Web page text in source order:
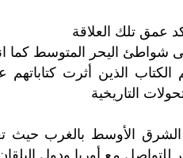
عمق تلك العلاقة
على شواطئ اليحر المتوسط
الذين أثرت كتاباتهم
التاريخية
الشرق الأوسط بالغرب حيث
للتواصل مع أوربا ودول